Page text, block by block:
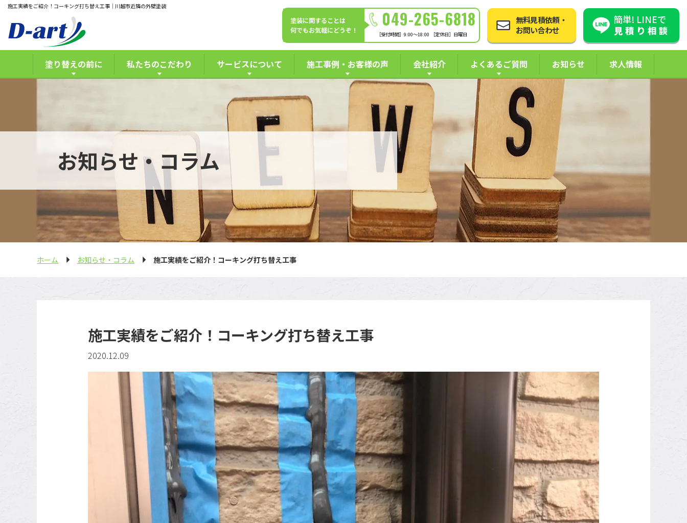
施工実績をご紹介！コーキング打ち替え工事｜川越市近隣の外壁塗装
塗装に関することは
何でもお気軽にどうぞ！
049-265-6818
［受付時間］9:00～18:00 ［定休日］日曜日
無料見積依頼・
お問い合わせ
簡単! LINEで
見積り相談
塗り替えの前に 私たちのこだわり サービスについて 施工事例・お客様の声 会社紹介 よくあるご質問 お知らせ 求人情報
お知らせ・コラム
ホーム お知らせ・コラム 施工実績をご紹介！コーキング打ち替え工事
施工実績をご紹介！コーキング打ち替え工事
2020.12.09